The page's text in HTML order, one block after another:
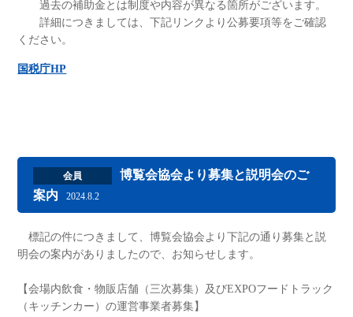
過去の補助金とは制度や内容が異なる箇所がございます。
詳細につきましては、下記リンクより公募要項等をご確認
ください。
国税庁HP
会員
博覧会協会より募集と説明会のご
案内
2024.8.2
標記の件につきまして、博覧会協会より下記の通り募集と説
明会の案内がありましたので、お知らせします。
【会場内飲食・物販店舗（三次募集）及びEXPOフードトラック
（キッチンカー）の運営事業者募集】